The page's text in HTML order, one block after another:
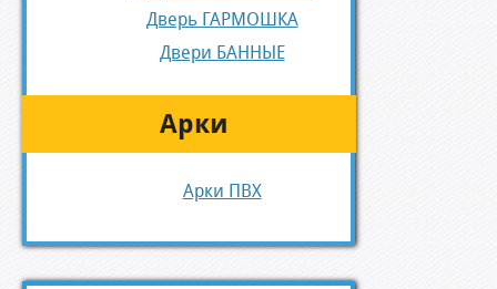
Дверь ГАРМОШКА
Двери БАННЫЕ
Арки
Арки ПВХ